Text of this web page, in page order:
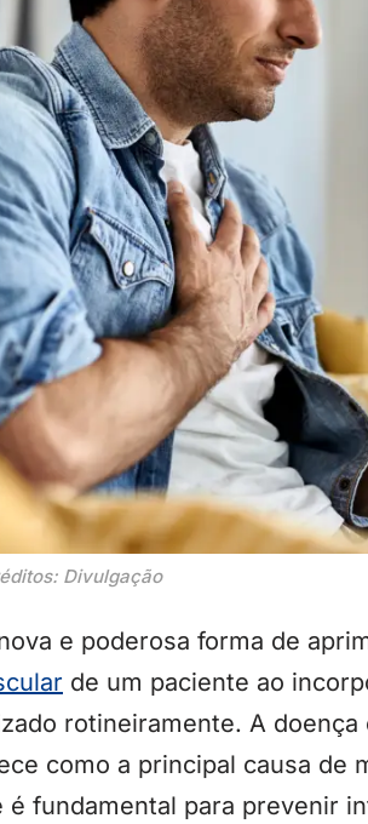
Divulgação
e poderosa forma de
de um paciente ao
rotineiramente. A doença
como a principal causa de
fundamental para prevenir